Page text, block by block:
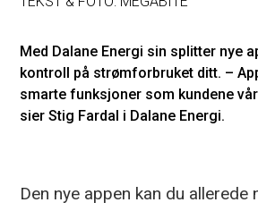
Med Dalane Energi sin splitter nye
kontroll på strømforbruket ditt. –
smarte funksjoner som kundene
sier Stig Fardal i Dalane Energi.
Den nye appen kan du allerede